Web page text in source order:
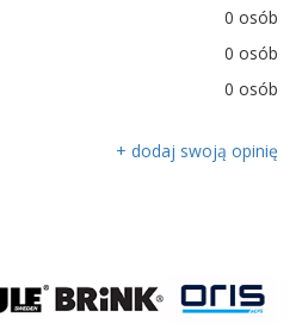
0 osób
0 osób
0 osób
+ dodaj swoją opinię